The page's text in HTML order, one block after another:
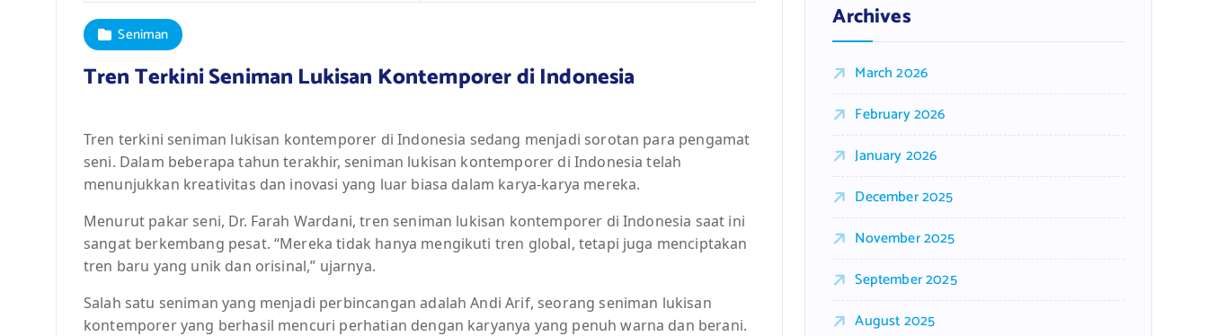
Seniman
Tren Terkini Seniman Lukisan Kontemporer di Indonesia
Tren terkini seniman lukisan kontemporer di Indonesia sedang menjadi sorotan para pengamat
seni. Dalam beberapa tahun terakhir, seniman lukisan kontemporer di Indonesia telah
menunjukkan kreativitas dan inovasi yang luar biasa dalam karya-karya mereka.
Menurut pakar seni, Dr. Farah Wardani, tren seniman lukisan kontemporer di Indonesia saat ini
sangat berkembang pesat. “Mereka tidak hanya mengikuti tren global, tetapi juga menciptakan
tren baru yang unik dan orisinal,” ujarnya.
Salah satu seniman yang menjadi perbincangan adalah Andi Arif, seorang seniman lukisan
kontemporer yang berhasil mencuri perhatian dengan karyanya yang penuh warna dan berani.
Archives
March 2026
February 2026
January 2026
December 2025
November 2025
September 2025
August 2025